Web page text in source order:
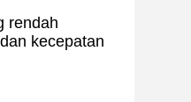
rendah
kecepatan